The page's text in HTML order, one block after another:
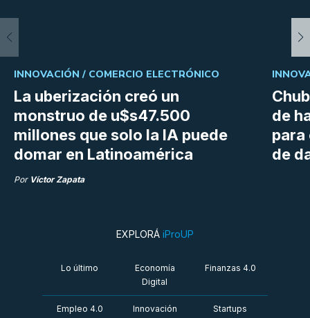
La uberización creó un
monstruo de u$s47.500
millones que solo la IA puede
domar en Latinoamérica
INNOVACIÓN / COMERCIO ELECTRÓNICO
Por Víctor Zapata
de
para
de
EXPLORÁ iProUP
Lo último
Economía
Digital
Finanzas 4.0
Empleo 4.0 Innovación Startups